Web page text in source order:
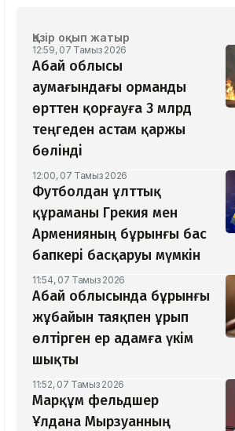
Қазір оқып жатыр
12:59, 07 Тамыз 2026
Абай облысы
аумағындағы орманды
өрттен қорғауға 3 млрд
теңгеден астам қаржы
бөлінді
12:00, 07 Тамыз 2026
Футболдан ұлттық
құраманы Грекия мен
Арменияның бұрынғы бас
бапкері басқаруы мүмкін
11:54, 07 Тамыз 2026
Абай облысында бұрынғы
жұбайын таяқпен ұрып
өлтірген ер адамға үкім
шықты
11:52, 07 Тамыз 2026
Марқұм фельдшер
Ұлдана Мырзуанның